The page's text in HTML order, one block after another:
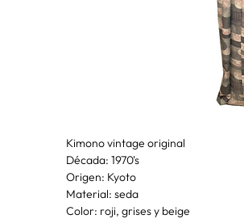
Kimono vintage original
Década: 1970's
Origen: Kyoto
Material: seda
Color: roji, grises y beige